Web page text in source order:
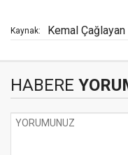
Kaynak: Kemal Çağlayan
HABERE